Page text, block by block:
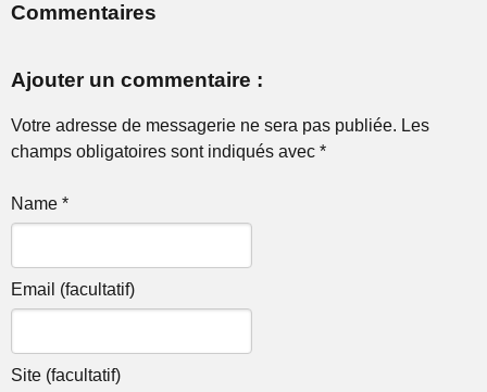
Commentaires
Ajouter un commentaire :
Votre adresse de messagerie ne sera pas publiée. Les
champs obligatoires sont indiqués avec *
Name *
Email (facultatif)
Site (facultatif)